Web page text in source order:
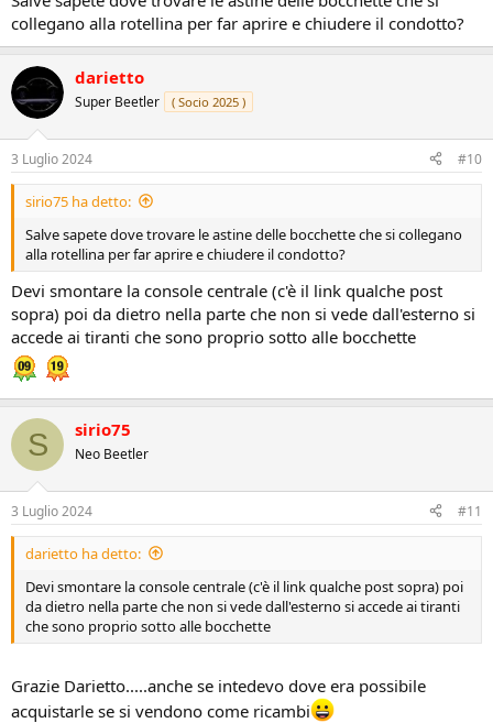
collegano alla rotellina per far aprire e chiudere il condotto?
darietto
Super Beetler ( Socio 2025 )
3 Luglio 2024 #10
sirio75 ha detto:
Salve sapete dove trovare le astine delle bocchette che si collegano
alla rotellina per far aprire e chiudere il condotto?
Devi smontare la console centrale (c'è il link qualche post
sopra) poi da dietro nella parte che non si vede dall'esterno si
accede ai tiranti che sono proprio sotto alle bocchette
S sirio75
Neo Beetler
3 Luglio 2024 #11
darietto ha detto:
Devi smontare la console centrale (c'è il link qualche post sopra) poi
da dietro nella parte che non si vede dall'esterno si accede ai tiranti
che sono proprio sotto alle bocchette
Grazie Darietto.....anche se intedevo dove era possibile
acquistarle se si vendono come ricambi